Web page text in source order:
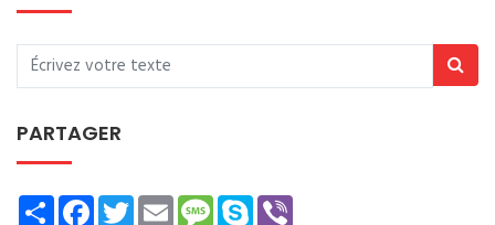
PARTAGER
ShareFacebookTwitterEmailMessage
Skype